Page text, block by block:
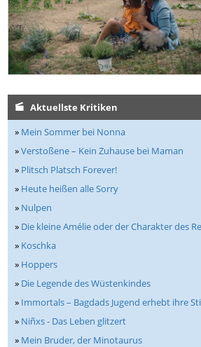
Aktuellste Kritiken
» Mein Sommer bei Nonna
»Verstoßene – Kein Zuhause bei Maman
» Plitsch Platsch Forever!
» Heute heißen alle Sorry
» Nulpen
» Die kleine Amélie oder der Charakter des
» Koschka
» Hoppers
» Die Legende des Wüstenkindes
» Immortals – Bagdads Jugend erhebt ihre
» Niñxs - Das Leben glitzert
» Mein Bruder, der Minotaurus